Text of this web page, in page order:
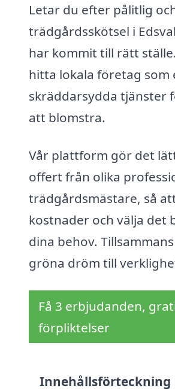
Letar du efter pålitlig
trädgårdsskötsel i
har kommit till rätt
hitta lokala företag som
skräddarsydda tjänster
att blomstra.
Vår plattform gör det
offert från olika
trädgårdsmästare, så
kostnader och välja det
dina behov.
gröna dröm till
Få 3 erbjudanden,
förpliktelser
Innehållsförteckning